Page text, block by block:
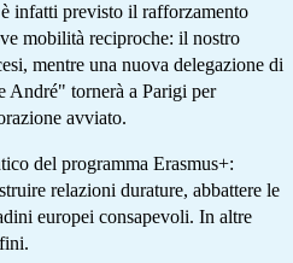
infatti previsto il rafforzamento
mobilità reciproche: il nostro
mentre una nuova delegazione di
André" tornerà a Parigi per
avviato.
del programma Erasmus+:
relazioni durature, abbattere le
europei consapevoli. In altre